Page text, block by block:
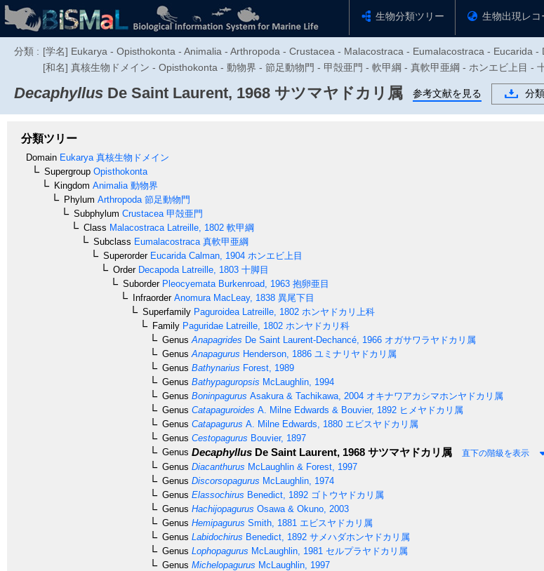
生物分類ツリー 生物出現レコ
分類 : [学名] Eukarya - Opisthokonta - Animalia - Arthropoda - Crustacea - Malacostraca - Eumalacostraca - Eucarida
[和名] 真核生物ドメイン - Opisthokonta - 動物界 - 節足動物門 - 甲殻亜門 - 軟甲綱 - 真軟甲亜綱 - ホンエビ上目 -
Decaphyllus De Saint Laurent, 1968 サツマヤドカリ属 参考文献を見る 分
分類ツリー
Domain Eukarya 真核生物ドメイン
Supergroup Opisthokonta
Kingdom Animalia 動物界
Phylum Arthropoda 節足動物門
Subphylum Crustacea 甲殻亜門
Class Malacostraca Latreille, 1802 軟甲綱
Subclass Eumalacostraca 真軟甲亜綱
SuperorderEucarida Calman, 1904 ホンエビ上目
OrderDecapoda Latreille, 1803 十脚目
SuborderPleocyemata Burkenroad, 1963 抱卵亜目
InfraorderAnomura MacLeay, 1838 異尾下目
Superfamily Paguroidea Latreille, 1802 ホンヤドカリ上科
Family Paguridae Latreille, 1802 ホンヤドカリ科
Genus Anapagrides De Saint Laurent-Dechancé, 1966 オガサワラヤドカリ属
Genus Anapagurus Henderson, 1886 ユミナリヤドカリ属
Genus Bathynarius Forest, 1989
Genus Bathypaguropsis McLaughlin, 1994
Genus Boninpagurus Asakura & Tachikawa, 2004 オキナワアカシマホンヤドカリ属
Genus Catapaguroides A. Milne Edwards & Bouvier, 1892 ヒメヤドカリ属
Genus Catapagurus A. Milne Edwards, 1880 エビスヤドカリ属
Genus Cestopagurus Bouvier, 1897
Genus Decaphyllus De Saint Laurent, 1968 サツマヤドカリ属 直下の階級を表示
Genus Diacanthurus McLaughlin & Forest, 1997
Genus Discorsopagurus McLaughlin, 1974
Genus Elassochirus Benedict, 1892 ゴトウヤドカリ属
Genus Hachijopagurus Osawa & Okuno, 2003
Genus Hemipagurus Smith, 1881 エビスヤドカリ属
Genus Labidochirus Benedict, 1892 サメハダホンヤドカリ属
Genus Lophopagurus McLaughlin, 1981 セルプラヤドカリ属
Genus Michelopagurus McLaughlin, 1997